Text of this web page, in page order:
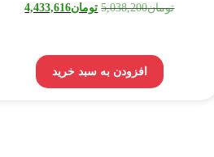
تومان5,038,200 تومان4,433,616
افزودن به سبد خرید